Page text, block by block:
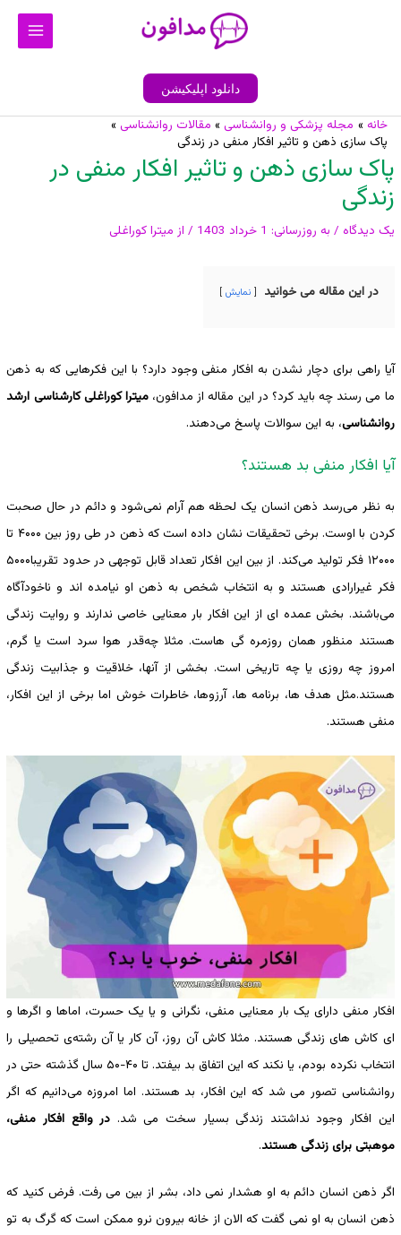
Main
دانلود اپلیکیشن
خانه مجله پزشکی و روانشناسی
مقالات روانشناسی
پاک سازی ذهن و تاثیر افکار منفی در زندگی
پاک سازی ذهن و تاثیر افکار منفی در
زندگی
یک دیدگاه / به روزرسانی: / از میترا کوراغلی
در این مقاله می خوانید نمایش
آیا راهی برای دچار نشدن به افکار منفی وجود دارد؟ با این فکرهایی که به ذهن
ما می رسند چه باید کرد؟ در این مقاله از مدافون،میترا کوراغلی کارشناسی ارشد
روانشناسی، به این سوالات پاسخ می‌دهند.
آیا افکار منفی بد هستند؟
به نظر می‌رسد ذهن انسان یک لحظه هم آرام نمی‌شود و دائم در حال صحبت
کردن با اوست. برخی تحقیقات نشان داده است که ذهن در طی روز بین ۴۰۰۰ تا
۱۲۰۰۰ فکر تولید می‌کند. از بین این افکار تعداد قابل توجهی در حدود تقریبا۵۰۰۰
فکر غیرارادی هستند و به انتخاب شخص به ذهن او نیامده اند و ناخودآگاه
می‌باشند. بخش عمده ای از این افکار بار معنایی خاصی ندارند و روایت زندگی
هستند منظور همان روزمره گی هاست. مثلا ‌‌چه‌قدر هوا سرد است یا گرم،
امروز چه روزی یا چه تاریخی است. بخشی از آنها، خلاقیت و جذابیت زندگی
هستند.مثل هدف ها، برنامه ها، آرزوها، خاطرات خوش اما برخی از این افکار،
منفی هستند.
افکار منفی دارای یک بار معنایی منفی، نگرانی و یا یک حسرت، اماها و اگرها و
ای کاش های زندگی هستند. مثلا کاش آن روز، آن کار یا آن رشته‌ی تحصیلی را
انتخاب نکرده بودم، یا نکند که این اتفاق بد بیفتد. تا ۴۰-۵۰ سال گذشته حتی در
روانشناسی تصور می شد که این افکار، بد هستند. اما امروزه می‌دانیم که اگر
این افکار وجود نداشتند زندگی بسیار سخت می شد. در واقع افکار منفی،
موهبتی برای زندگی هستند.
اگر ذهن انسان دائم به او هشدار نمی داد، بشر از بین می رفت. فرض کنید که
ذهن انسان به او نمی گفت که الان از خانه بیرون نرو ممکن است که گرگ به تو
پیمایش
نوشته